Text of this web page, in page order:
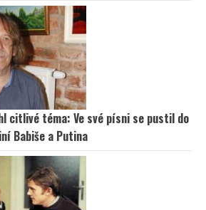
citlivé téma: Ve své písni se pustil do
Babiše a Putina